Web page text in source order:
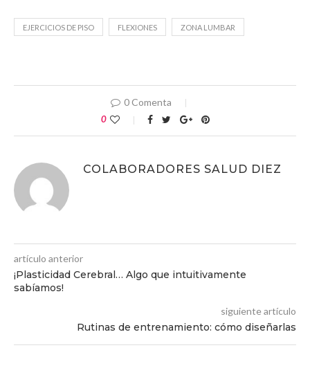
EJERCICIOS DE PISO FLEXIONES ZONA LUMBAR
0 Comenta
0
COLABORADORES SALUD DIEZ
artículo anterior
¡Plasticidad Cerebral… Algo que intuitivamente
sabíamos!
siguiente artículo
Rutinas de entrenamiento: cómo diseñarlas